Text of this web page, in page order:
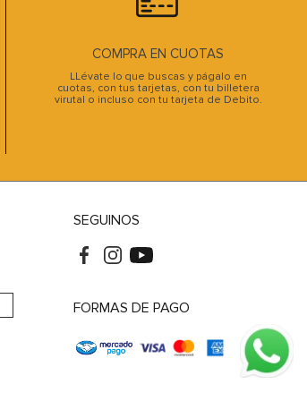
COMPRA EN CUOTAS
LLévate lo que buscas y págalo en
cuotas, con tus tarjetas, con tu billetera
virutal o incluso con tu tarjeta de Debito.
SEGUINOS
FORMAS DE PAGO